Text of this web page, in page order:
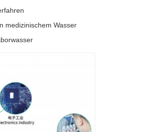
medizinischem Wasser